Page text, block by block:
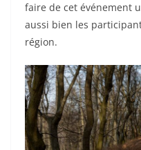
faire de cet événement
aussi bien les
région.